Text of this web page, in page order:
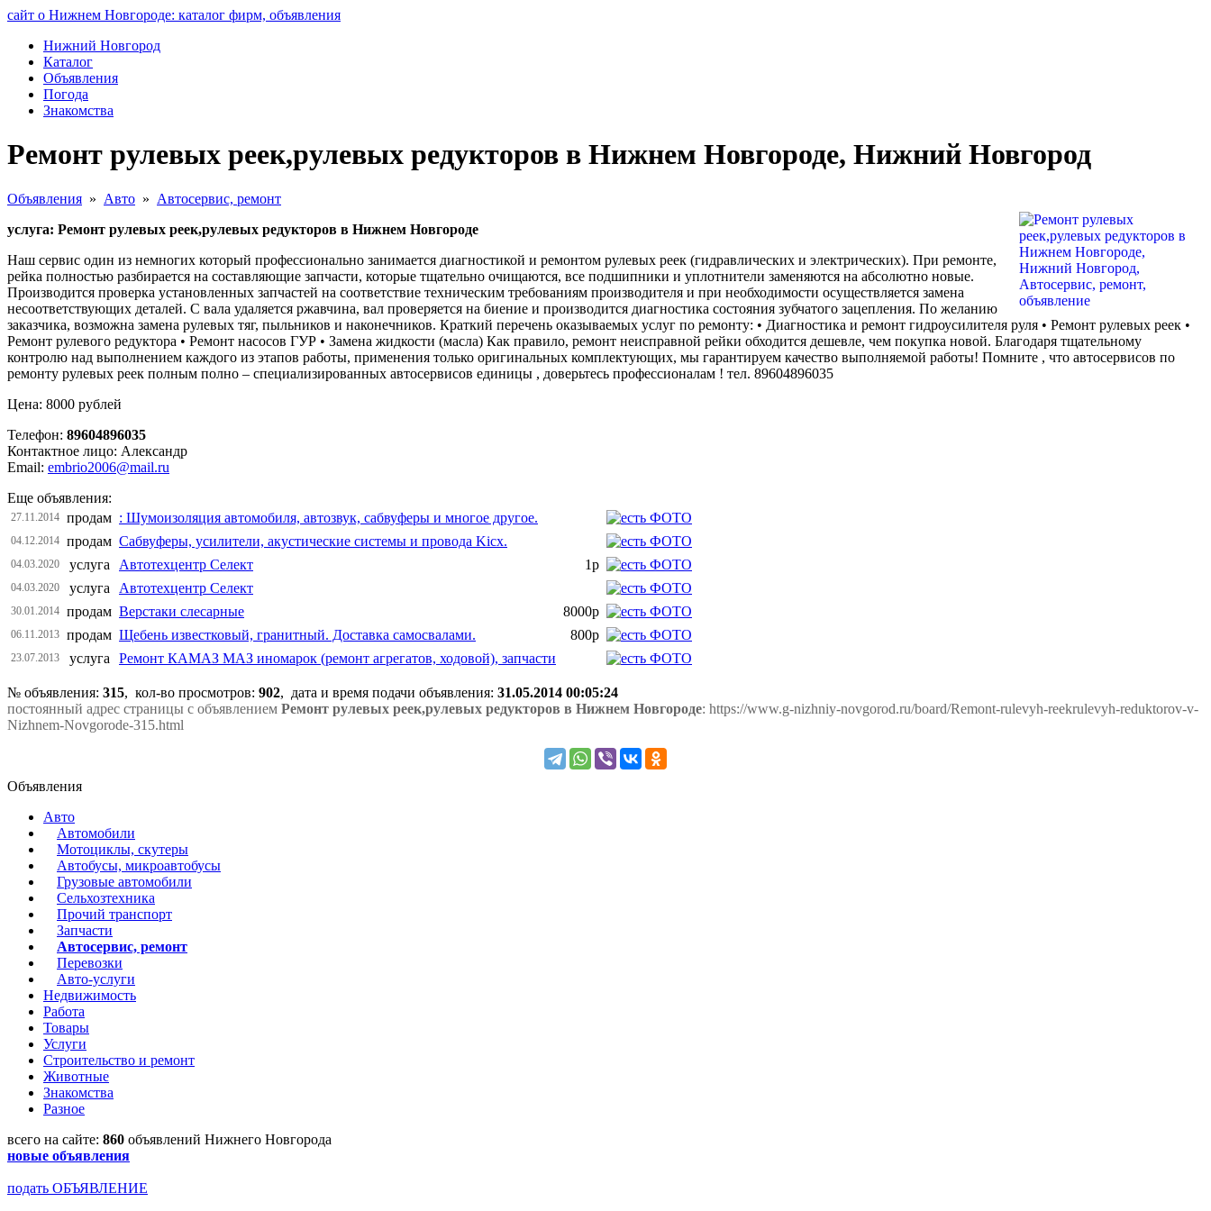
сайт о Нижнем Новгороде: каталог фирм, объявления
Нижний Новгород
Каталог
Объявления
Погода
Знакомства
Ремонт рулевых реек,рулевых редукторов в Нижнем Новгороде, Нижний Новгород
Объявления » Авто » Автосервис, ремонт
услуга: Ремонт рулевых реек,рулевых редукторов в Нижнем Новгороде
Наш сервис один из немногих который профессионально занимается диагностикой и ремонтом рулевых реек (гидравлических и электрических). При ремонте,
рейка полностью разбирается на составляющие запчасти, которые тщательно очищаются, все подшипники и уплотнители заменяются на абсолютно новые.
Производится проверка установленных запчастей на соответствие техническим требованиям производителя и при необходимости осуществляется замена
несоответствующих деталей. С вала удаляется ржавчина, вал проверяется на биение и производится диагностика состояния зубчатого зацепления. По желанию
заказчика, возможна замена рулевых тяг, пыльников и наконечников. Краткий перечень оказываемых услуг по ремонту: • Диагностика и ремонт гидроусилителя руля • Ремонт рулевых реек •
Ремонт рулевого редуктора • Ремонт насосов ГУР • Замена жидкости (масла) Как правило, ремонт неисправной рейки обходится дешевле, чем покупка новой. Благодаря тщательному
контролю над выполнением каждого из этапов работы, применения только оригинальных комплектующих, мы гарантируем качество выполняемой работы! Помните , что автосервисов по
ремонту рулевых реек полным полно – специализированных автосервисов единицы , доверьтесь профессионалам ! тел. 89604896035
Цена: 8000 рублей
Телефон: 89604896035
Контактное лицо: Александр
Email: embrio2006@mail.ru
Еще объявления:
27.11.2014 продам : Шумоизоляция автомобиля, автозвук, сабвуферы и многое другое.
04.12.2014 продам Сабвуферы, усилители, акустические системы и провода Kicx.
04.03.2020 услуга Автотехцентр Селект 1р
04.03.2020 услуга Автотехцентр Селект
30.01.2014 продам Верстаки слесарные 8000р
06.11.2013 продам Щебень известковый, гранитный. Доставка самосвалами. 800р
23.07.2013 услуга Ремонт КАМАЗ МАЗ иномарок (ремонт агрегатов, ходовой), запчасти
№ объявления: 315, кол-во просмотров: 902, дата и время подачи объявления: 31.05.2014 00:05:24
постоянный адрес страницы с объявлением Ремонт рулевых реек,рулевых редукторов в Нижнем Новгороде: https://www.g-nizhniy-novgorod.ru/board/Remont-rulevyh-reekrulevyh-reduktorov-v-
Nizhnem-Novgorode-315.html
Объявления
Авто
Автомобили
Мотоциклы, скутеры
Автобусы, микроавтобусы
Грузовые автомобили
Сельхозтехника
Прочий транспорт
Запчасти
Автосервис, ремонт
Перевозки
Авто-услуги
Недвижимость
Работа
Товары
Услуги
Строительство и ремонт
Животные
Знакомства
Разное
всего на сайте: 860 объявлений Нижнего Новгорода
новые объявления
подать ОБЪЯВЛЕНИЕ